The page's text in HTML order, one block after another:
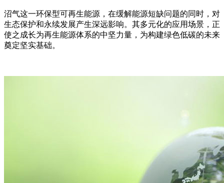
沼气这一环保型可再生能源，在缓解能源短缺问题的同时，对
生态保护和永续发展产生深远影响。其多元化的应用场景，正
使之成长为再生能源体系的中坚力量，为构建绿色低碳的未来
奠定坚实基础。